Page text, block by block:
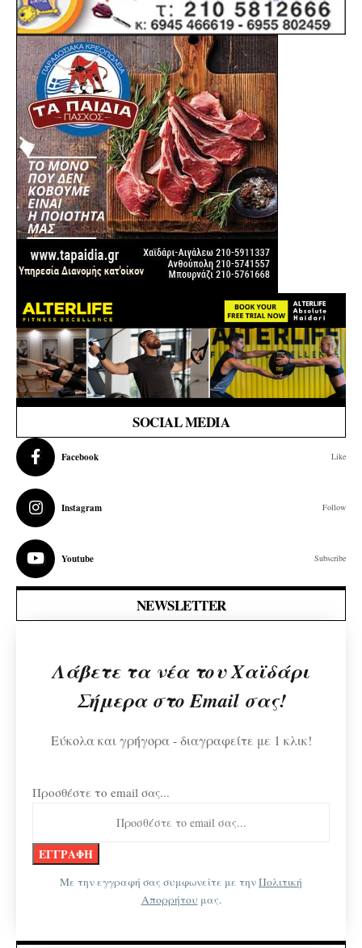
SOCIAL MEDIA
Facebook Like
Instagram Follow
Youtube Subscribe
NEWSLETTER
Λάβετε τα νέα του Χαϊδάρι
Σήμερα στο Email σας!
Εύκολα και γρήγορα - διαγραφείτε με 1 κλικ!
Προσθέστε το email σας...
Με την εγγραφή σας συμφωνείτε με τηνΠολιτική
Απορρήτου μας.